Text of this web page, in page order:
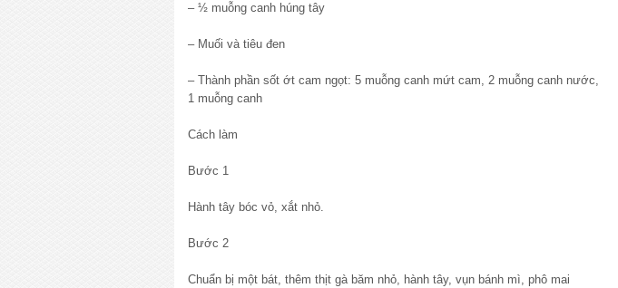
– ½ muỗng canh húng tây
– Muối và tiêu đen
– Thành phần sốt ớt cam ngọt: 5 muỗng canh mứt cam, 2 muỗng canh nước,
1 muỗng canh
Cách làm
Bước 1
Hành tây bóc vỏ, xắt nhỏ.
Bước 2
Chuẩn bị một bát, thêm thịt gà băm nhỏ, hành tây, vụn bánh mì, phô mai